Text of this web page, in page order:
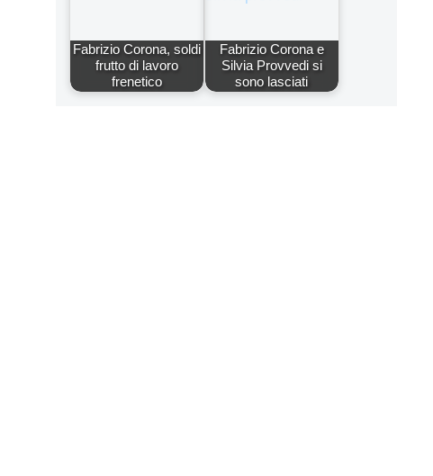
Fabrizio Corona, soldi
frutto di lavoro
frenetico
Fabrizio Corona e
Silvia Provvedi si
sono lasciati